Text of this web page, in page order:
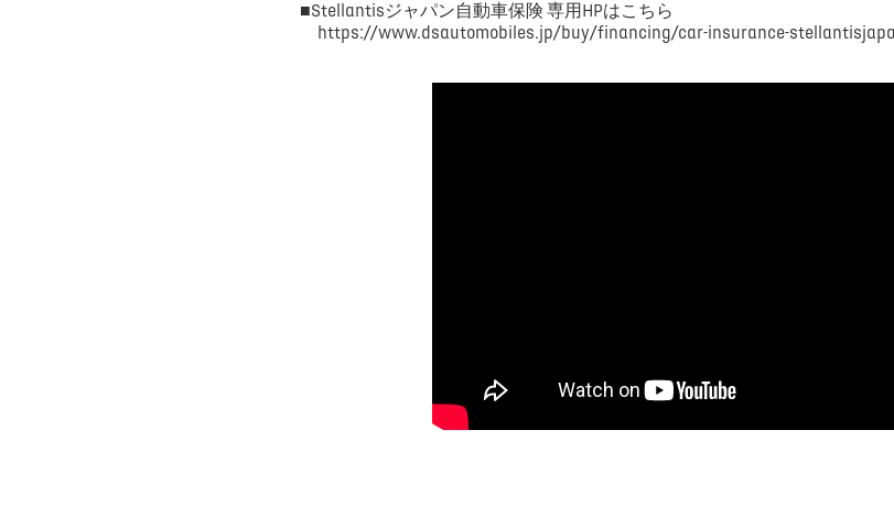
■Stellantisジャパン自動車保険 専用HPはこちら
https://www.dsautomobiles.jp/buy/financing/car-insurance-